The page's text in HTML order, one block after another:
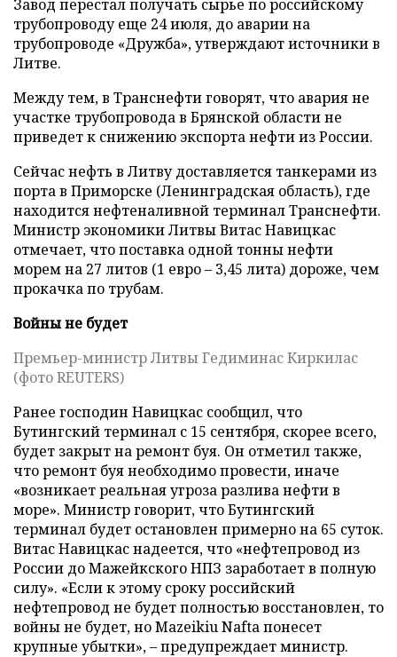
Завод перестал получать сырье по российскому
трубопроводу еще 24 июля, до аварии на
трубопроводе «Дружба», утверждают источники в
Литве.
Между тем, в Транснефти говорят, что авария не
участке трубопровода в Брянской области не
приведет к снижению экспорта нефти из России.
Сейчас нефть в Литву доставляется танкерами из
порта в Приморске (Ленинградская область), где
находится нефтеналивной терминал Транснефти.
Министр экономики Литвы Витас Навицкас
отмечает, что поставка одной тонны нефти
морем на 27 литов (1 евро – 3,45 лита) дороже, чем
прокачка по трубам.
Войны не будет
Премьер-министр Литвы Гедиминас Киркилас
(фото REUTERS)
Ранее господин Навицкас сообщил, что
Бутингский терминал с 15 сентября, скорее всего,
будет закрыт на ремонт буя. Он отметил также,
что ремонт буя необходимо провести, иначе
«возникает реальная угроза разлива нефти в
море». Министр говорит, что Бутингский
терминал будет остановлен примерно на 65 суток.
Витас Навицкас надеется, что «нефтепровод из
России до Мажейкского НПЗ заработает в полную
силу». «Если к этому сроку российский
нефтепровод не будет полностью восстановлен, то
войны не будет, но Mazeikiu Nafta понесет
крупные убытки», – предупреждает министр.